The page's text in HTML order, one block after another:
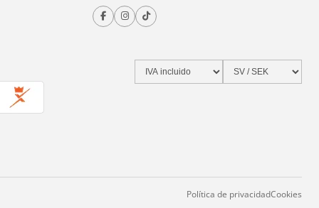
Política de privacidadCookies